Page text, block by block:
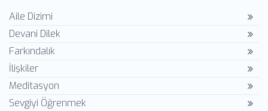
Aile Dizimi
Devani Dilek
Farkındalık
İlişkiler
Meditasyon
Sevgiyi Öğrenmek